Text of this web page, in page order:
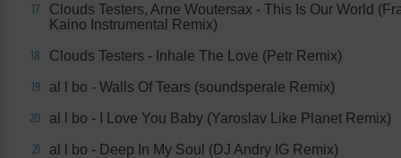
17
Clouds Testers, Arne Woutersax - This Is Our World
Kaino Instrumental Remix)
18 Clouds Testers - Inhale The Love (Petr Remix)
19 al l bo - Walls Of Tears (soundsperale Remix)
20 al l bo - I Love You Baby (Yaroslav Like Planet Remix)
21 al l bo - Deep In My Soul (DJ Andry IG Remix)